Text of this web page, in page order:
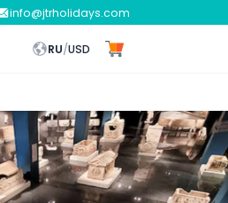
info@jtrholidays.com
RU/USD